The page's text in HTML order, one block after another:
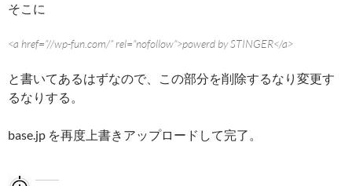
そこに
<a href=”//wp-fun.com/” rel=”nofollow”>powerd by STINGER</a>
と書いてあるはずなので、この部分を削除するなり変更す
るなりする。
base.jp を再度上書きアップロードして完了。